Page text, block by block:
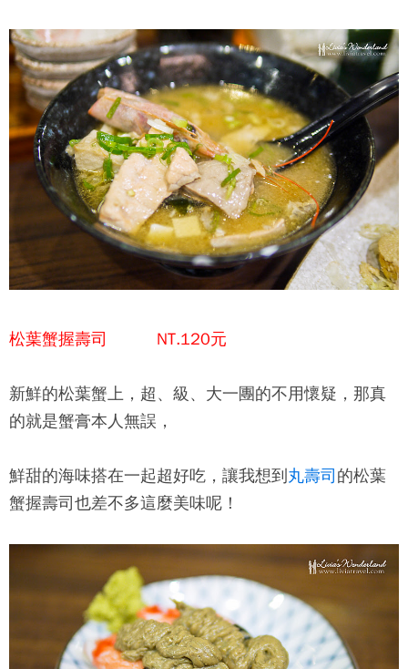
松葉蟹握壽司 NT.120元
新鮮的松葉蟹上，超、級、大一團的不用懷疑，那真
的就是蟹膏本人無誤，
鮮甜的海味搭在一起超好吃，讓我想到 丸壽司 的松葉
蟹握壽司也差不多這麼美味呢！